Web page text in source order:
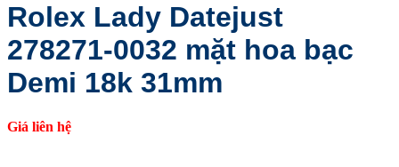
Rolex Lady Datejust
278271-0032 mặt hoa bạc
Demi 18k 31mm
Giá liên hệ